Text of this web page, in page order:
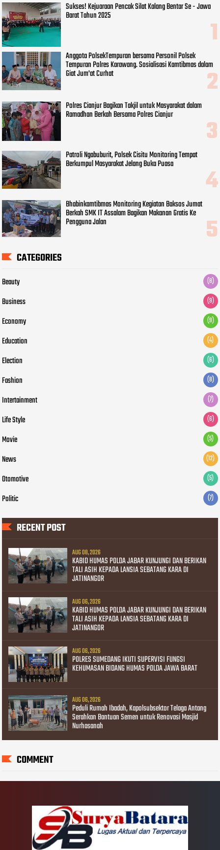
Sukses! Kejuaraan Pencak Silat Kalang Bentar Se - Jawa
Barat Tahun 2025
Anggota PolsekTempuran bersama Personil Polsek
Tempuran Polres Karawang. Sosialisasi Kamtibmas dalam
Giat Jum'at Curhat
Polres Cianjur Bagikan Takjil untuk Masyarakat dalam
Ramadhan Berkah Bersama Polres Cianjur
Patroli Ngabuburit, Polsek Cisitu Monitoring Tempat
Berkumpul Masyarakat Jelang Buka Puasa
Bhabinkamtibmas Monitoring Kegiatan Baksos Jumat
Berkah SMK IT Assalam Bagikan Makanan Gratis Ke
Pengguna Jalan
CATEGORIES
Beauty (8)
Business (9)
Economy (9)
Education (4)
Election (6)
Fashion (8)
Intertainment (7)
Life Style (6)
Movie (5)
News (12)
Otomotive (5)
Politic (7)
RECENT POST
AUG 08, 2026
KABID HUMAS POLDA JABAR KUNJUNGI DAN BERIKAN
TALI ASIH KEPADA LANSIA SEBATANG KARA DI
JATINANGOR
AUG 06, 2026
KABID HUMAS POLDA JABAR KUNJUNGI DAN BERIKAN
TALI ASIH KEPADA LANSIA SEBATANG KARA DI
JATINANGOR
AUG 06, 2026
POLRES SUMEDANG IKUTI SUPERVISI FUNGSI
KEHUMASAN BIDANG HUMAS POLDA JAWA BARAT
AUG 06, 2026
Peduli Rumah Ibadah, Kapolsubsektor Telaga Antang
Serahkan Bantuan Semen untuk Renovasi Masjid
Nurhasanah
COMMENT